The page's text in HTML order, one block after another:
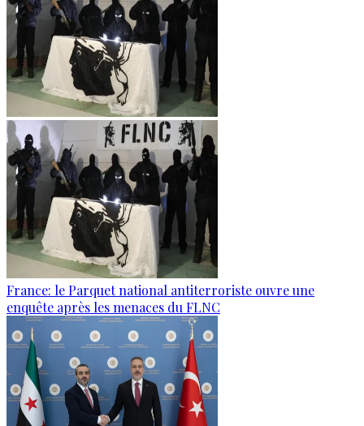
France: le Parquet national antiterroriste ouvre une
enquête après les menaces du FLNC